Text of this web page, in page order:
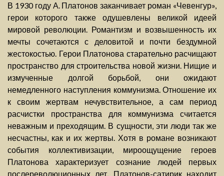
В 1930 году А. Платонов заканчивает роман «Чевенгур»,
герои которого также одушевлены великой идеей
мировой революции. Романтизм и возвышенность их
мечты сочетаются с деловитой и почти бездумной
жестокостью. Герои Платонова старательно расчищают
пространство для строительства новой жизни. Нищие и
измученные долгой борьбой, они ожидают
немедленного наступления коммунизма. Отношение их
к своим жертвам нечувствительное, а сам период
расчистки пространства для коммунизма считается
неважным и преходящим. В сущности, эти люди так же
несчастны, как и их жертвы. Хотя в романе возникают
события коллективизации, мироощущение героев
Платонова характеризует сознание людей первых
послереволюционных лет. Платонов-сатирик находит